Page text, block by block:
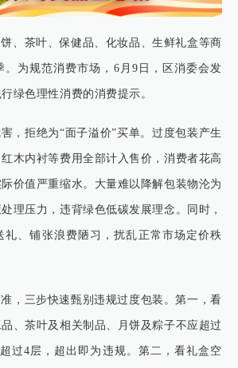
、茶叶、保健品、化妆品、生鲜礼盒等商
。为规范消费市场，6月9日，区消委会发
绿色理性消费的消费提示。
，拒绝为“面子溢价”买单。过度包装产生
木内衬等费用全部计入售价，消费者花高
价值严重缩水。大量难以降解包装物沦为
理压力，违背绿色低碳发展理念。同时，
礼、铺张浪费陋习，扰乱正常市场定价秩
，三步快速甄别违规过度包装。第一，看
、茶叶及相关制品、月饼及粽子不应超过
过4层，超出即为违规。第二，看礼盒空